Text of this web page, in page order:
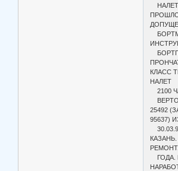
НАЛЕТ
КЛАСС
НАЛЕТ
2100
25492
95637)
ГОДА.